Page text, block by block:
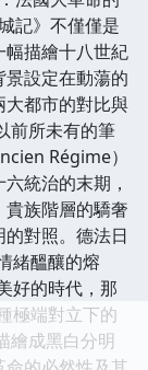
記》不僅僅是
描繪十八世紀
設定在動蕩的
都市的對比與
前所未有的筆
Régime）
統治的末期，
族階層的驕奢
對照。德法日
緒醞釀的熔
好的時代，那
極端對立下的
繪成黑白分明